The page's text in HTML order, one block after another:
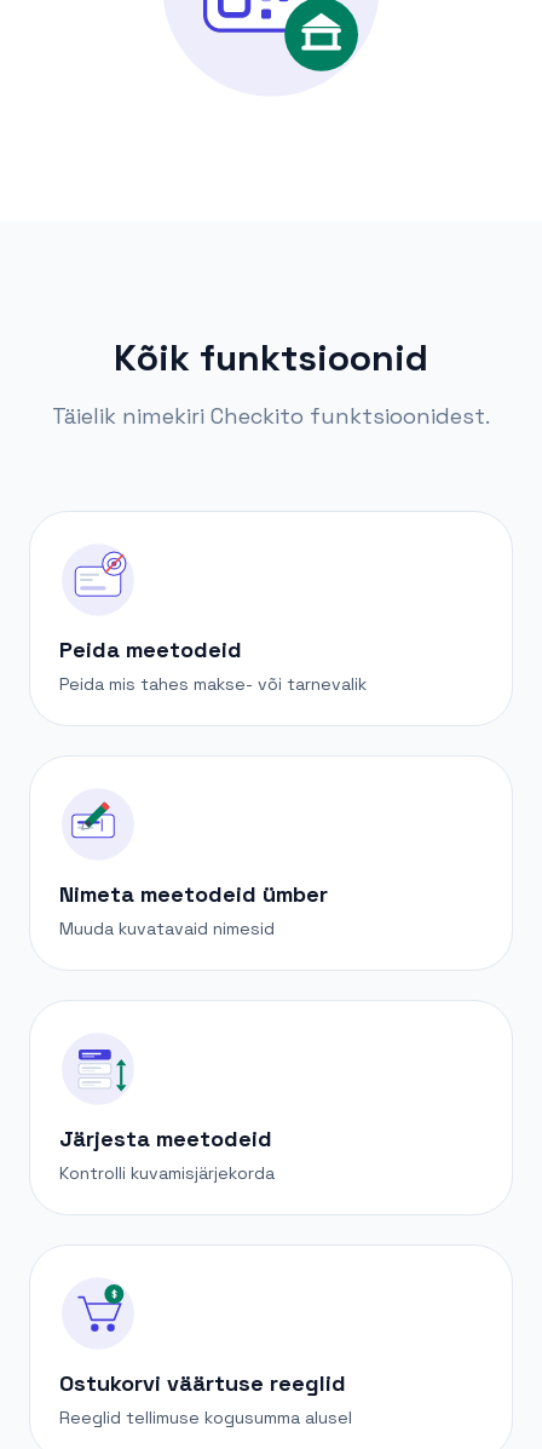
Kõik funktsioonid
Täielik nimekiri Checkito funktsioonidest.
Peida meetodeid
Peida mis tahes makse- või tarnevalik
Nimeta meetodeid ümber
Muuda kuvatavaid nimesid
Järjesta meetodeid
Kontrolli kuvamisjärjekorda
$
Ostukorvi väärtuse reeglid
Reeglid tellimuse kogusumma alusel